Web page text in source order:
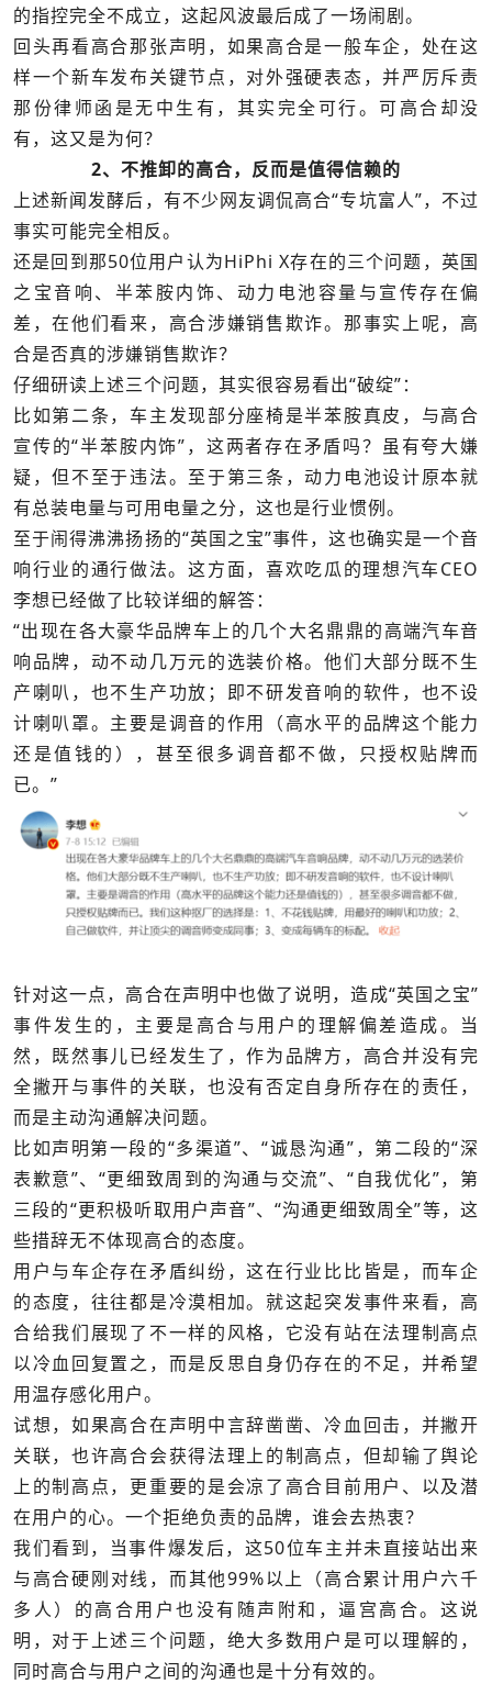
的指控完全不成立，这起风波最后成了一场闹剧。
回头再看高合那张声明，如果高合是一般车企，处在这
样一个新车发布关键节点，对外强硬表态，并严厉斥责
那份律师函是无中生有，其实完全可行。可高合却没
有，这又是为何？
2、不推卸的高合，反而是值得信赖的
上述新闻发酵后，有不少网友调侃高合“专坑富人”，不过
事实可能完全相反。
还是回到那50位用户认为HiPhi X存在的三个问题，英国
之宝音响、半苯胺内饰、动力电池容量与宣传存在偏
差，在他们看来，高合涉嫌销售欺诈。那事实上呢，高
合是否真的涉嫌销售欺诈？
仔细研读上述三个问题，其实很容易看出“破绽”：
比如第二条，车主发现部分座椅是半苯胺真皮，与高合
宣传的“半苯胺内饰”，这两者存在矛盾吗？虽有夸大嫌
疑，但不至于违法。至于第三条，动力电池设计原本就
有总装电量与可用电量之分，这也是行业惯例。
至于闹得沸沸扬扬的“英国之宝”事件，这也确实是一个音
响行业的通行做法。这方面，喜欢吃瓜的理想汽车CEO
李想已经做了比较详细的解答：
“出现在各大豪华品牌车上的几个大名鼎鼎的高端汽车音
响品牌，动不动几万元的选装价格。他们大部分既不生
产喇叭，也不生产功放；即不研发音响的软件，也不设
计喇叭罩。主要是调音的作用（高水平的品牌这个能力
还是值钱的），甚至很多调音都不做，只授权贴牌而
已。”
针对这一点，高合在声明中也做了说明，造成“英国之宝”
事件发生的，主要是高合与用户的理解偏差造成。当
然，既然事儿已经发生了，作为品牌方，高合并没有完
全撇开与事件的关联，也没有否定自身所存在的责任，
而是主动沟通解决问题。
比如声明第一段的“多渠道”、“诚恳沟通”，第二段的“深
表歉意”、“更细致周到的沟通与交流”、“自我优化”，第
三段的“更积极听取用户声音”、“沟通更细致周全”等，这
些措辞无不体现高合的态度。
用户与车企存在矛盾纠纷，这在行业比比皆是，而车企
的态度，往往都是冷漠相加。就这起突发事件来看，高
合给我们展现了不一样的风格，它没有站在法理制高点
以冷血回复置之，而是反思自身仍存在的不足，并希望
用温存感化用户。
试想，如果高合在声明中言辞凿凿、冷血回击，并撇开
关联，也许高合会获得法理上的制高点，但却输了舆论
上的制高点，更重要的是会凉了高合目前用户、以及潜
在用户的心。一个拒绝负责的品牌，谁会去热衷？
我们看到，当事件爆发后，这50位车主并未直接站出来
与高合硬刚对线，而其他99%以上（高合累计用户六千
多人）的高合用户也没有随声附和，逼宫高合。这说
明，对于上述三个问题，绝大多数用户是可以理解的，
同时高合与用户之间的沟通也是十分有效的。